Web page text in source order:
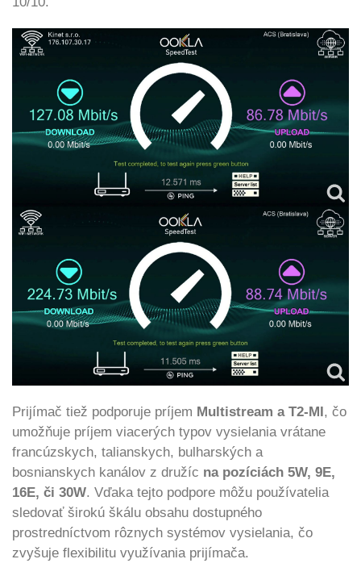
Prijímač tiež podporuje príjem Multistream a T2-MI, čo
umožňuje príjem viacerých typov vysielania vrátane
francúzskych, talianskych, bulharských a
bosnianskych kanálov z družíc na pozíciách 5W, 9E,
16E, či 30W. Vďaka tejto podpore môžu používatelia
sledovať širokú škálu obsahu dostupného
prostredníctvom rôznych systémov vysielania, čo
zvyšuje flexibilitu využívania prijímača.